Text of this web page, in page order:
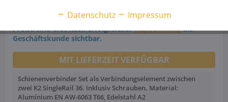
Preise sind erst nach erfolgreicherRegistrierungals
Geschäftskunde sichtbar.
MIT LIEFERZEIT VERFÜGBAR
Schienenverbinder Set als Verbindungselement zwischen
zwei K2 SingleRail 36. Inklusiv Schrauben. Material:
Aluminium EN AW-6063 T66, Edelstahl A2
Datenschutz Impressum